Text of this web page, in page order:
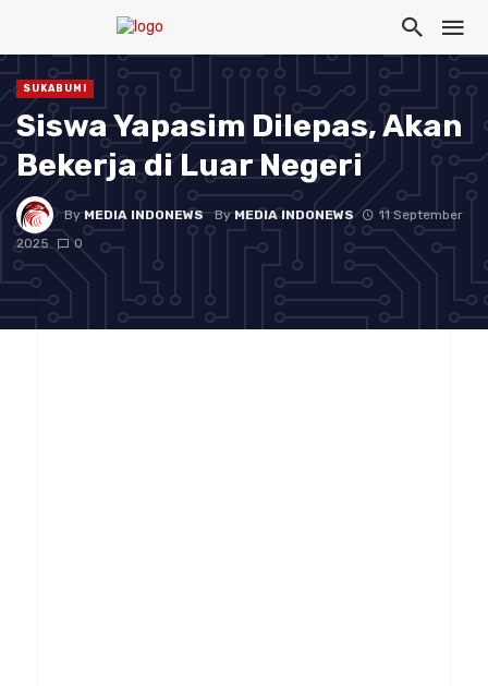
SUKABUMI
Siswa Yapasim Dilepas, Akan
Bekerja di Luar Negeri
ByMEDIA INDONEWS ByMEDIA INDONEWS
11 September
2025
0